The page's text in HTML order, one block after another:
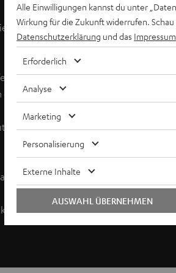
an den Subwoofer-Eingang. Das
haben den Subwoofer Wireless
Geräteanleitungen.
in Sekunden. Mit weniger
präzise und mit hoher
zum Anschluss am AV-Receiver.
Alle Einwilligungen kannst du unter
Wirkung für die Zukunft widerrufen.
Datenschutzerklärung und das Impressum
Erforderlich
Analyse
Marketing
Personalisierung
Externe Inhalte
AUSWAHL ÜBERNEHMEN